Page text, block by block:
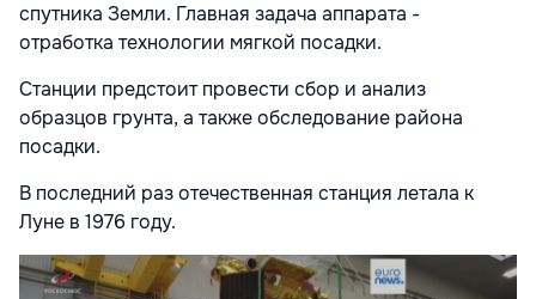
спутника Земли. Главная задача аппарата -
отработка технологии мягкой посадки.
Станции предстоит провести сбор и анализ
образцов грунта, а также обследование района
посадки.
В последний раз отечественная станция летала к
Луне в 1976 году.